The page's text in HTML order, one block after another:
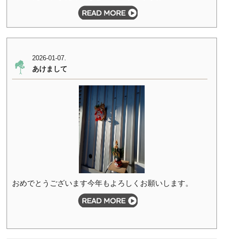
2026-01-07.
あけまして
おめでとうございます今年もよろしくお願いします。